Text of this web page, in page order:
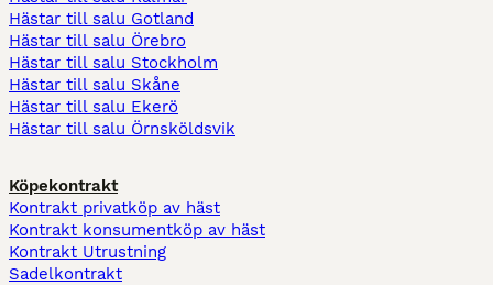
Hästar till salu Gotland
Hästar till salu Örebro
Hästar till salu Stockholm
Hästar till salu Skåne
Hästar till salu Ekerö
Hästar till salu Örnsköldsvik
Köpekontrakt
Kontrakt privatköp av häst
Kontrakt konsumentköp av häst
Kontrakt Utrustning
Sadelkontrakt